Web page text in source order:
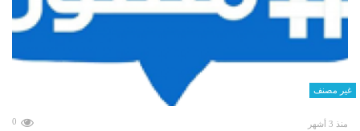
غير مصنف
منذ 3 أشهر 0